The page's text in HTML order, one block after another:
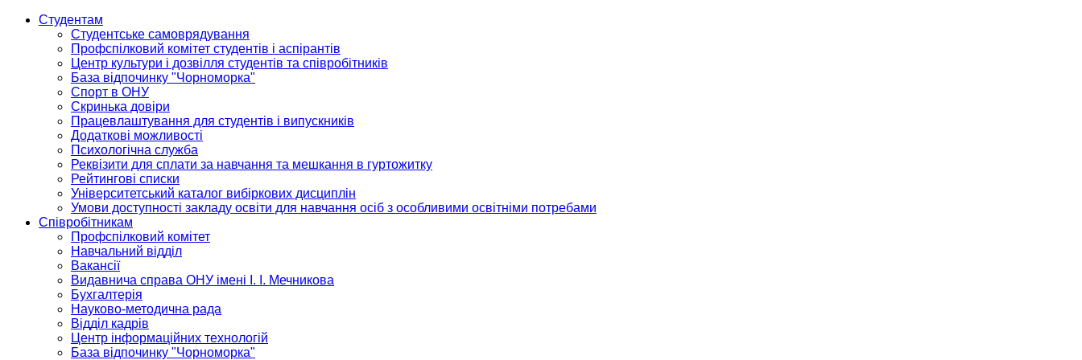
Студентам
Студентське самоврядування
Профспілковий комітет студентів і аспірантів
Центр культури і дозвілля студентів та співробітників
База відпочинку "Чорноморка"
Спорт в ОНУ
Скринька довіри
Працевлаштування для студентів і випускників
Додаткові можливості
Психологічна служба
Реквізити для сплати за навчання та мешкання в гуртожитку
Рейтингові списки
Університетський каталог вибіркових дисциплін
Умови доступності закладу освіти для навчання осіб з особливими освітніми потребами
Співробітникам
Профспілковий комітет
Навчальний відділ
Вакансії
Видавнича справа ОНУ імені І. І. Мечникова
Бухгалтерія
Науково-методична рада
Відділ кадрів
Центр інформаційних технологій
База відпочинку "Чорноморка"